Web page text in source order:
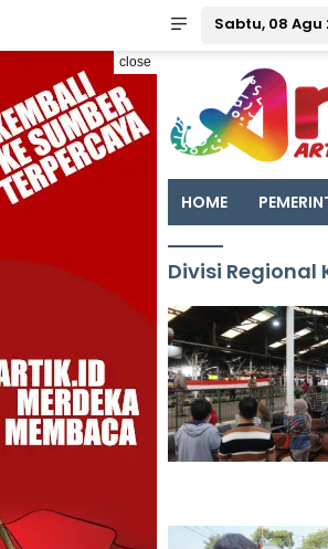
Sabtu, 08 Agu
close
HOME
Divisi Regional